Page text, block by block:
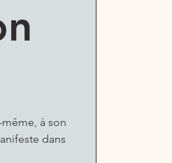
à son
dans